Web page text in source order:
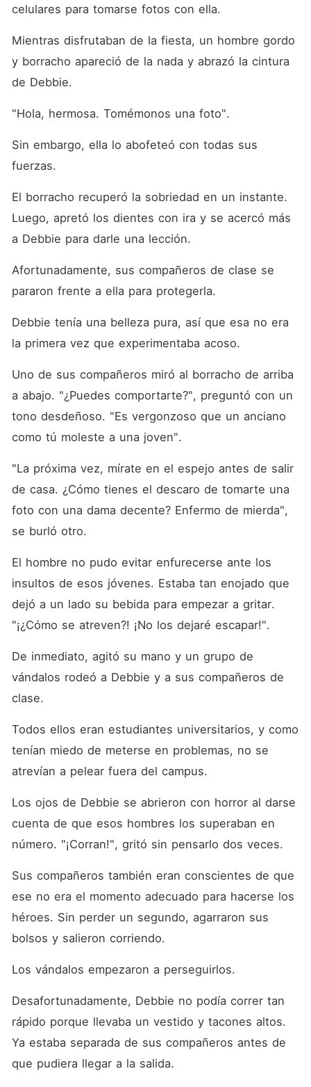
celulares para tomarse fotos con ella.
Mientras disfrutaban de la fiesta, un hombre gordo
y borracho apareció de la nada y abrazó la cintura
de Debbie.
"Hola, hermosa. Tomémonos una foto".
Sin embargo, ella lo abofeteó con todas sus
fuerzas.
El borracho recuperó la sobriedad en un instante.
Luego, apretó los dientes con ira y se acercó más
a Debbie para darle una lección.
Afortunadamente, sus compañeros de clase se
pararon frente a ella para protegerla.
Debbie tenía una belleza pura, así que esa no era
la primera vez que experimentaba acoso.
Uno de sus compañeros miró al borracho de arriba
a abajo. "¿Puedes comportarte?", preguntó con un
tono desdeñoso. "Es vergonzoso que un anciano
como tú moleste a una joven".
"La próxima vez, mírate en el espejo antes de salir
de casa. ¿Cómo tienes el descaro de tomarte una
foto con una dama decente? Enfermo de mierda",
se burló otro.
El hombre no pudo evitar enfurecerse ante los
insultos de esos jóvenes. Estaba tan enojado que
dejó a un lado su bebida para empezar a gritar.
"¡¿Cómo se atreven?! ¡No los dejaré escapar!".
De inmediato, agitó su mano y un grupo de
vándalos rodeó a Debbie y a sus compañeros de
clase.
Todos ellos eran estudiantes universitarios, y como
tenían miedo de meterse en problemas, no se
atrevían a pelear fuera del campus.
Los ojos de Debbie se abrieron con horror al darse
cuenta de que esos hombres los superaban en
número. "¡Corran!", gritó sin pensarlo dos veces.
Sus compañeros también eran conscientes de que
ese no era el momento adecuado para hacerse los
héroes. Sin perder un segundo, agarraron sus
bolsos y salieron corriendo.
Los vándalos empezaron a perseguirlos.
Desafortunadamente, Debbie no podía correr tan
rápido porque llevaba un vestido y tacones altos.
Ya estaba separada de sus compañeros antes de
que pudiera llegar a la salida.